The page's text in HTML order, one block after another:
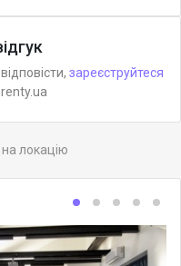
зареєструйтеся
локацію